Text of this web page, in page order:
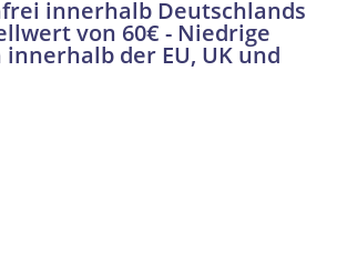
innerhalb Deutschlands
von 60€ - Niedrige
der EU, UK und